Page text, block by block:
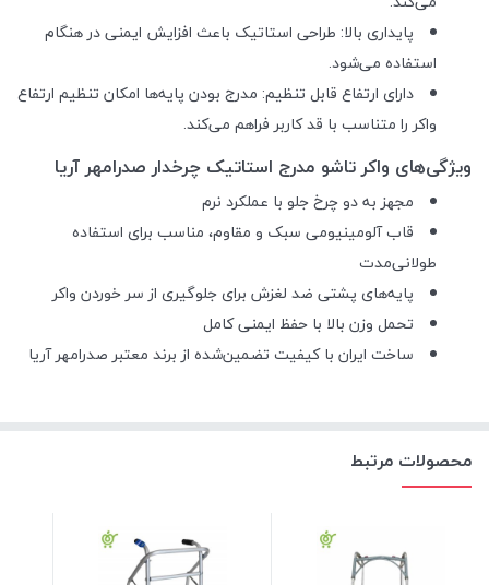
پایداری بالا: طراحی استاتیک باعث افزایش ایمنی در هنگام
استفاده می‌شود.
دارای ارتفاع قابل تنظیم: مدرج بودن پایه‌ها امکان تنظیم ارتفاع
واکر را متناسب با قد کاربر فراهم می‌کند.
ویژگی‌های واکر تاشو مدرج استاتیک چرخدار صدرامهر آریا
مجهز به دو چرخ جلو با عملکرد نرم
قاب آلومینیومی سبک و مقاوم، مناسب برای استفاده
طولانی‌مدت
پایه‌های پشتی ضد لغزش برای جلوگیری از سر خوردن واکر
تحمل وزن بالا با حفظ ایمنی کامل
ساخت ایران با کیفیت تضمین‌شده از برند معتبر صدرامهر آریا
محصولات مرتبط